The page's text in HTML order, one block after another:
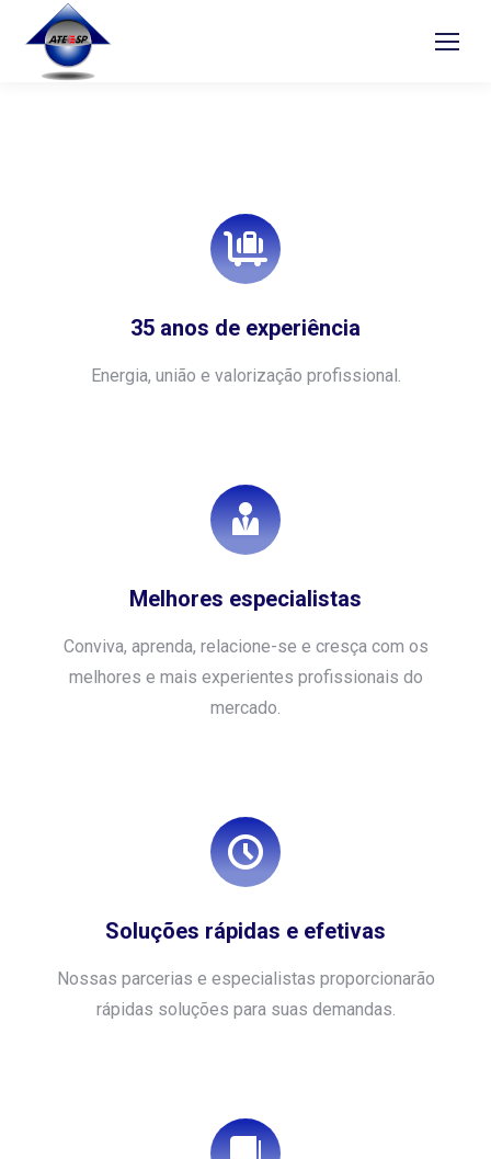
35 anos de experiência
Energia, união e valorização profissional.
Melhores especialistas
Conviva, aprenda, relacione-se e cresça com os
melhores e mais experientes profissionais do
mercado.
Soluções rápidas e efetivas
Nossas parcerias e especialistas proporcionarão
rápidas soluções para suas demandas.